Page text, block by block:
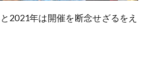
2021年は開催を断念せざるをえ